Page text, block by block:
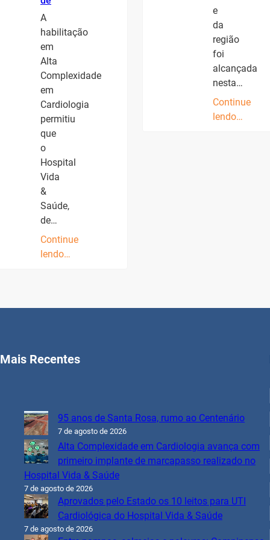
A
habilitação
em
Alta
Complexidade
em
Cardiologia
permitiu
que
o
Hospital
Vida
&
Saúde,
de…
Continue
lendo…
e
da
região
foi
alcançada
nesta…
Continue
lendo…
Mais Recentes
95 anos de Santa Rosa, rumo ao Centenário
7 de agosto de 2026
Alta Complexidade em Cardiologia avança com
primeiro implante de marcapasso realizado no
Hospital Vida & Saúde
7 de agosto de 2026
Aprovados pelo Estado os 10 leitos para UTI
Cardiológica do Hospital Vida & Saúde
7 de agosto de 2026